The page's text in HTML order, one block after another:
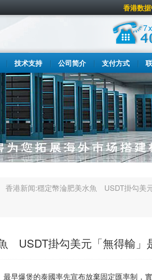
香港数
技术支持 公司简介 支付方式
香港新闻:穩定幣淪肥美水魚 USDT掛勾美
USDT掛勾美元「無得輸」
早爆煲的泰國率先宣布放棄固定匯率制，